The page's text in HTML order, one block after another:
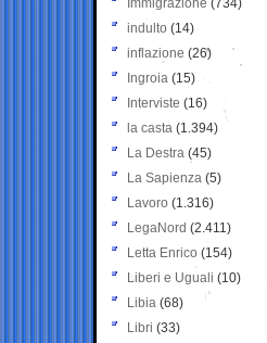
Immigrazione (734)
indulto (14)
inflazione (26)
Ingroia (15)
Interviste (16)
la casta (1.394)
La Destra (45)
La Sapienza (5)
Lavoro (1.316)
LegaNord (2.411)
Letta Enrico (154)
Liberi e Uguali (10)
Libia (68)
Libri (33)